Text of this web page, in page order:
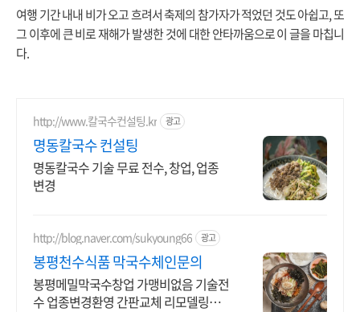
여행 기간 내내 비가 오고 흐려서 축제의 참가자가 적었던 것도 아쉽고, 또
그 이후에 큰 비로 재해가 발생한 것에 대한 안타까움으로 이 글을 마칩니
다.
http://www.칼국수컨설팅.kr 광고
명동칼국수 컨설팅
명동칼국수 기술 무료 전수, 창업, 업종
변경
http://blog.naver.com/sukyoung66 광고
봉평천수식품 막국수체인문의
봉평메밀막국수창업 가맹비없음 기술전
수 업종변경환영 간판교체 리모델링소